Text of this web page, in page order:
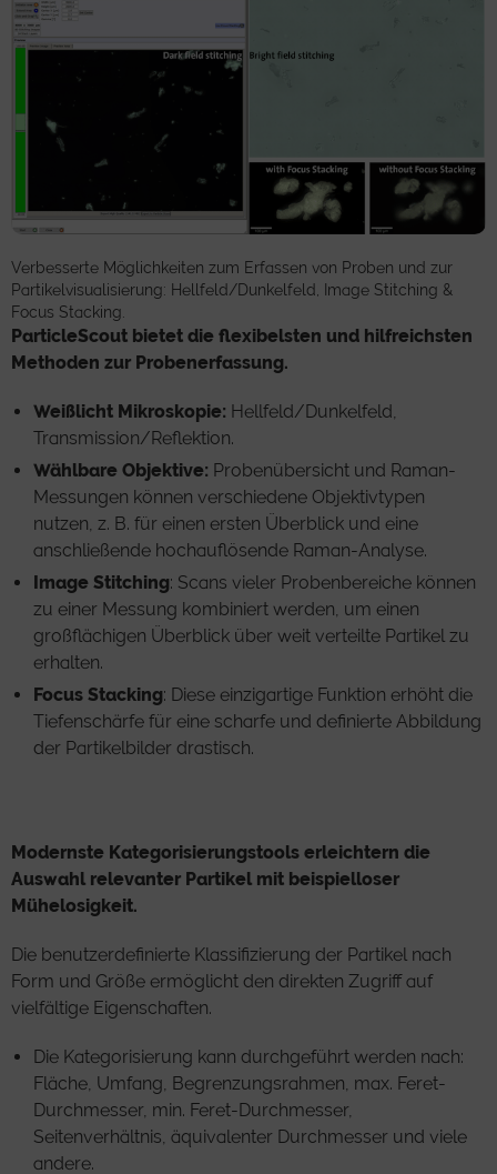
Verbesserte Möglichkeiten zum Erfassen von Proben und zur
Partikelvisualisierung: Hellfeld/Dunkelfeld, Image Stitching &
Focus Stacking.
ParticleScout bietet die flexibelsten und hilfreichsten
Methoden zur Probenerfassung.
Weißlicht Mikroskopie: Hellfeld/Dunkelfeld,
Transmission/Reflektion.
Wählbare Objektive: Probenübersicht und Raman-
Messungen können verschiedene Objektivtypen
nutzen, z. B. für einen ersten Überblick und eine
anschließende hochauflösende Raman-Analyse.
Image Stitching: Scans vieler Probenbereiche können
zu einer Messung kombiniert werden, um einen
großflächigen Überblick über weit verteilte Partikel zu
erhalten.
Focus Stacking: Diese einzigartige Funktion erhöht die
Tiefenschärfe für eine scharfe und definierte Abbildung
der Partikelbilder drastisch.
Modernste Kategorisierungstools erleichtern die
Auswahl relevanter Partikel mit beispielloser
Mühelosigkeit.
Die benutzerdefinierte Klassifizierung der Partikel nach
Form und Größe ermöglicht den direkten Zugriff auf
vielfältige Eigenschaften.
Die Kategorisierung kann durchgeführt werden nach:
Fläche, Umfang, Begrenzungsrahmen, max. Feret-
Durchmesser, min. Feret-Durchmesser,
Seitenverhältnis, äquivalenter Durchmesser und viele
andere.